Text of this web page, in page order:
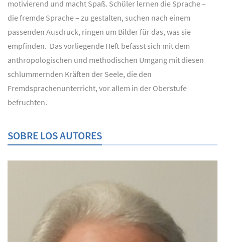
motivierend und macht Spaß. Schüler lernen die Sprache –
die fremde Sprache – zu gestalten, suchen nach einem
passenden Ausdruck, ringen um Bilder für das, was sie
empfinden. Das vorliegende Heft befasst sich mit dem
anthropologischen und methodischen Umgang mit diesen
schlummernden Kräften der Seele, die den
Fremdsprachenunterricht, vor allem in der Oberstufe
befruchten.
SOBRE LOS AUTORES